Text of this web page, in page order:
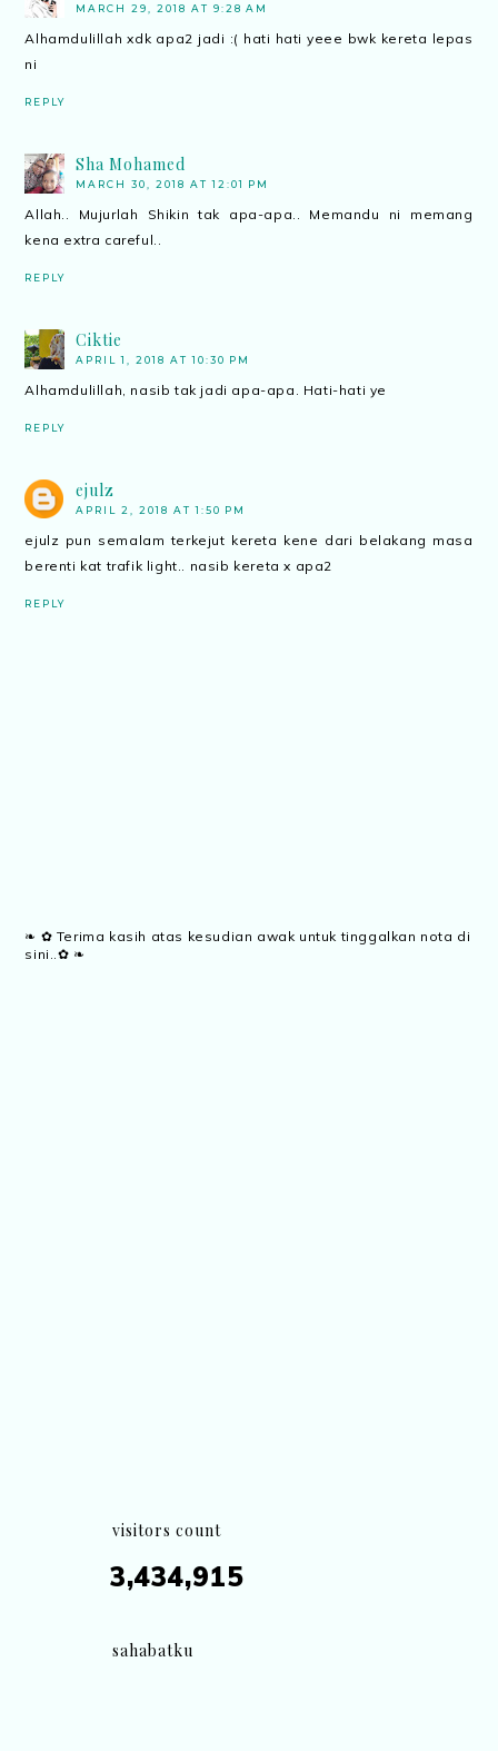
MARCH 29, 2018 AT 9:28 AM
Alhamdulillah xdk apa2 jadi :( hati hati yeee bwk kereta lepas
ni
REPLY
Sha Mohamed
MARCH 30, 2018 AT 12:01 PM
Allah.. Mujurlah Shikin tak apa-apa.. Memandu ni memang
kena extra careful..
REPLY
Ciktie
APRIL 1, 2018 AT 10:30 PM
Alhamdulillah, nasib tak jadi apa-apa. Hati-hati ye
REPLY
ejulz
APRIL 2, 2018 AT 1:50 PM
ejulz pun semalam terkejut kereta kene dari belakang masa
berenti kat trafik light.. nasib kereta x apa2
REPLY
❧ ✿ Terima kasih atas kesudian awak untuk tinggalkan nota di
sini..✿ ❧
visitors count
3,434,915
sahabatku